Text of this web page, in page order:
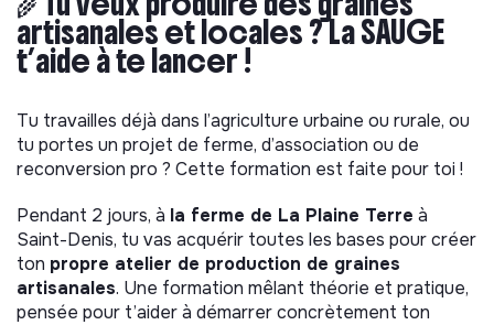
artisanales et locales ? La SAUGE
t’aide à te lancer !
Tu travailles déjà dans l’agriculture urbaine ou rurale, ou
tu portes un projet de ferme, d’association ou de
reconversion pro ? Cette formation est faite pour toi !
Pendant 2 jours, à la ferme de La Plaine Terre à
Saint-Denis, tu vas acquérir toutes les bases pour créer
ton propre atelier de production de graines
artisanales. Une formation mêlant théorie et pratique,
pensée pour t’aider à démarrer concrètement ton